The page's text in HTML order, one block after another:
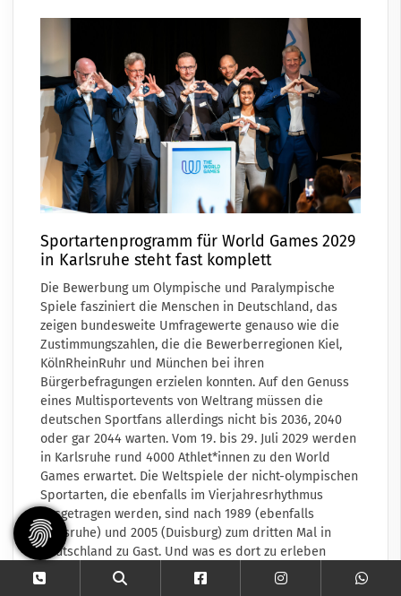
Sportartenprogramm für World Games 2029
in Karlsruhe steht fast komplett
Die Bewerbung um Olympische und Paralympische
Spiele fasziniert die Menschen in Deutschland, das
zeigen bundesweite Umfragewerte genauso wie die
Zustimmungszahlen, die die Bewerberregionen Kiel,
KölnRheinRuhr und München bei ihren
Bürgerbefragungen erzielen konnten. Auf den Genuss
eines Multisportevents von Weltrang müssen die
deutschen Sportfans allerdings nicht bis 2036, 2040
oder gar 2044 warten. Vom 19. bis 29. Juli 2029 werden
in Karlsruhe rund 4000 Athlet*innen zu den World
Games erwartet. Die Weltspiele der nicht-olympischen
Sportarten, die ebenfalls im Vierjahresrhythmus
ausgetragen werden, sind nach 1989 (ebenfalls
Karlsruhe) und 2005 (Duisburg) zum dritten Mal in
Deutschland zu Gast. Und was es dort zu erleben
geben wird, das hat am vergangenen Samstag erste
Konturen erhalten. Auf seiner Generalversammlung in